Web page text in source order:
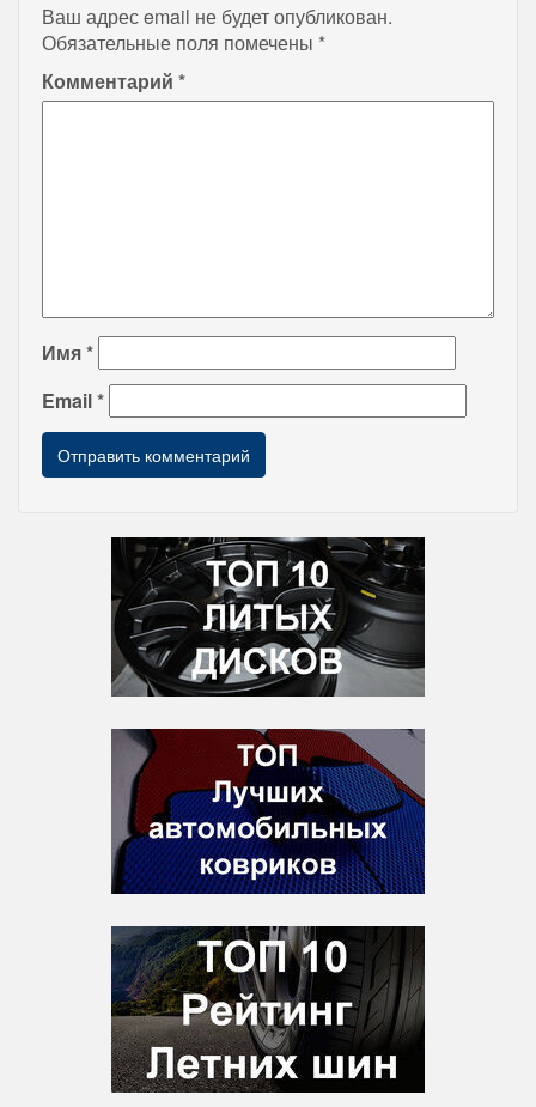
Ваш адрес email не будет опубликован.
Обязательные поля помечены *
Комментарий *
Имя*
Email*